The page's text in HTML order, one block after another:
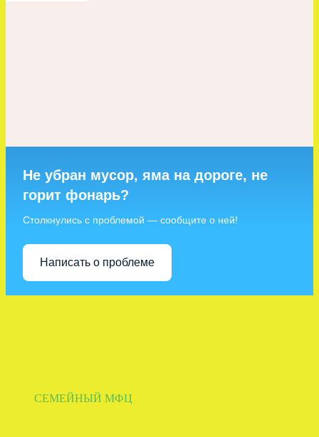
Не убран мусор, яма на дороге, не
горит фонарь?
Столкнулись с проблемой — сообщите о ней!
Написать о проблеме
СЕМЕЙНЫЙ МФЦ